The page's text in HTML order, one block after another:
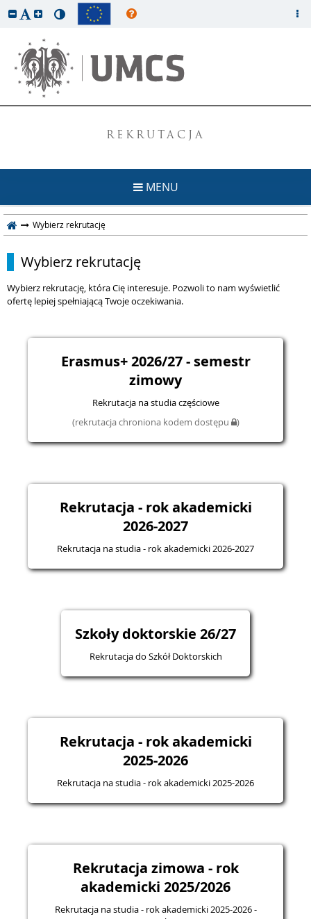
REKRUTACJA
MENU
Wybierz rekrutację
Wybierz rekrutację
Wybierz rekrutację, która Cię interesuje. Pozwoli to nam wyświetlić
ofertę lepiej spełniającą Twoje oczekiwania.
Erasmus+ 2026/27 - semestr
zimowy
Rekrutacja na studia częściowe
(rekrutacja chroniona kodem dostępu
)
Rekrutacja - rok akademicki
2026-2027
Rekrutacja na studia - rok akademicki 2026-2027
Szkoły doktorskie 26/27
Rekrutacja do Szkół Doktorskich
Rekrutacja - rok akademicki
2025-2026
Rekrutacja na studia - rok akademicki 2025-2026
Rekrutacja zimowa - rok
akademicki 2025/2026
Rekrutacja na studia - rok akademicki 2025-2026 -